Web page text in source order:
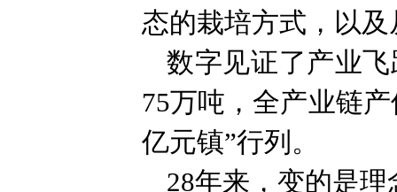
态的栽培方式，以
数字见证了产业
75万吨，全产业链
亿元镇”行列。
28年来，变的是